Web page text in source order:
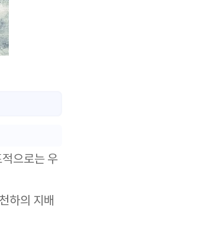
으로는 우
하의 지배